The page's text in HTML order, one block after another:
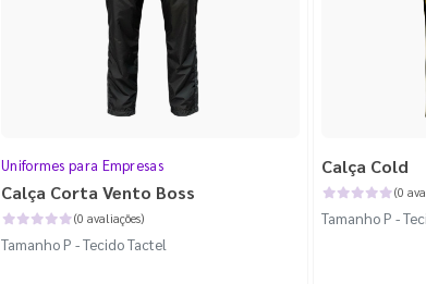
Uniformes para Empresas
Calça Corta Vento Boss
(0 avaliações)
Tamanho P - Tecido Tactel
Calça Cold
(0
Tamanho P -